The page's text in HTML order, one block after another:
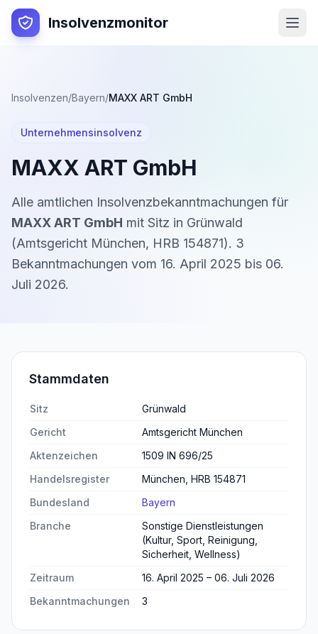
Insolvenzmonitor
Insolvenzen/Bayern/MAXX ART GmbH
Unternehmensinsolvenz
MAXX ART GmbH
Alle amtlichen Insolvenzbekanntmachungen für
MAXX ART GmbH mit Sitz in Grünwald
(Amtsgericht München, HRB 154871). 3
Bekanntmachungen vom 16. April 2025 bis 06.
Juli 2026.
Stammdaten
Sitz
Grünwald
Gericht
Amtsgericht München
Aktenzeichen
1509 IN 696/25
Handelsregister
München, HRB 154871
Bundesland
Bayern
Branche
Sonstige Dienstleistungen
(Kultur, Sport, Reinigung,
Sicherheit, Wellness)
Zeitraum
16. April 2025 – 06. Juli 2026
Bekanntmachungen
3